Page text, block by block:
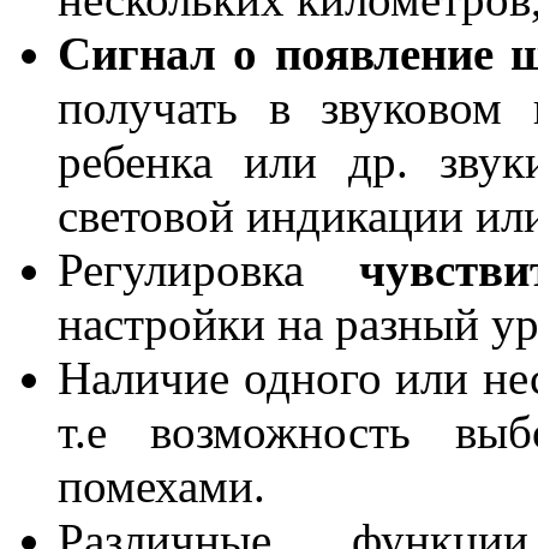
Сигнал о появление
получать в
ребенка или др.
световой индикации
Регулировка
настройки на разный
Наличие одного или
т.е возможность
помехами.